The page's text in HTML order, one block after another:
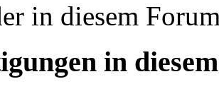
in diesem
in